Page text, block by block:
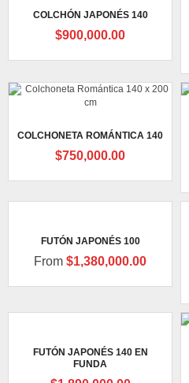
COLCHÓN JAPONÉS 140
$900,000.00
COLCHONETA ROMÁNTICA 140
$750,000.00
FUTÓN JAPONÉS 100
From $1,380,000.00
FUTÓN JAPONÉS 140 EN
FUNDA